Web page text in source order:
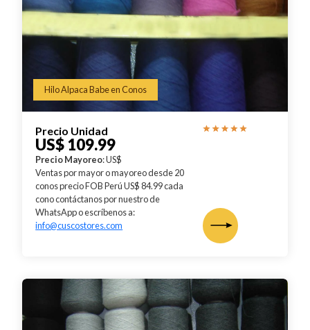
Hilo Alpaca Babe en Conos
Precio Unidad
US$ 109.99
Precio Mayoreo: US$
Ventas por mayor o mayoreo desde 20
conos precio FOB Perú US$ 84.99 cada
cono contáctanos por nuestro de
WhatsApp o escríbenos a:
info@cuscostores.com